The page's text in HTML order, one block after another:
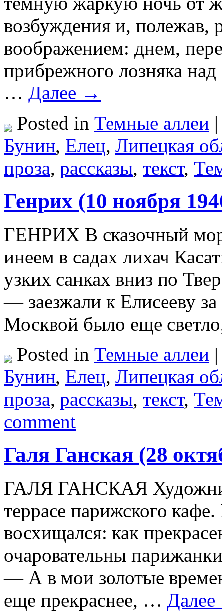
возбуждения и, полежав,
воображением: днем,
прибрежного лозняка
… Далее →
Posted in Темные аллеи |
Бунин, Елец, Липецкая
проза, рассказы, текст,
Генрих (10 ноября
ГЕНРИХ В сказочный
инеем в садах лихач
узких санках вниз по
— заезжали к Елисееву
Москвой было еще
Posted in Темные аллеи |
Бунин, Елец, Липецкая
проза, рассказы, текст,
comment
Галя Ганская (28
ГАЛЯ ГАНСКАЯ
террасе парижского
восхищался: как
очаровательны
— А в мои золотые
еще прекраснее, …